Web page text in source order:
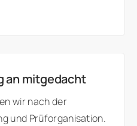
an mitgedacht
wir nach der
und Prüforganisation.